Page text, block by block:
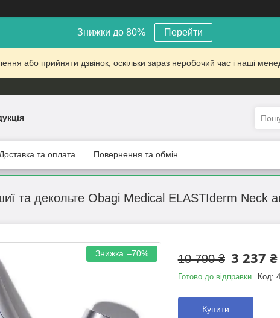
Знижки до 80% Перейти
або прийняти дзвінок, оскільки зараз неробочий час і наші
Доставка та оплата Повернення та обмін
та декольте Obagi Medical ELASTIderm Neck
–70% 10 790 ₴ 3 237 ₴
Готово до відправки Код:
Купити